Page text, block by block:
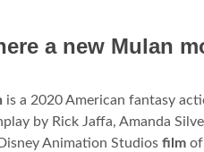
a new Mulan
is a 2020 American fantasy
by Rick Jaffa, Amanda
Animation Studios film of